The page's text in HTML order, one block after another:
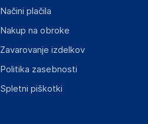
Načini plačila
Nakup na obroke
Zavarovanje izdelkov
Politika zasebnosti
Spletni piškotki